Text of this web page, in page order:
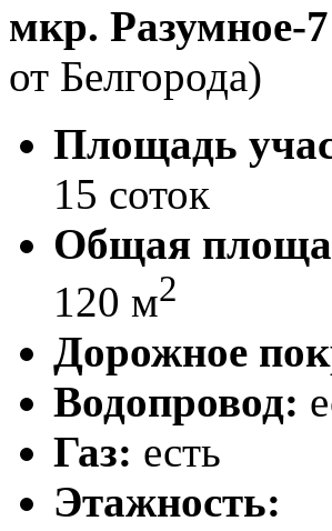
мкр. Разумное-
от Белгорода)
Площадь
15 соток
Общая
120 м2
Дорожное
Водопровод:
Газ: есть
Этажность: